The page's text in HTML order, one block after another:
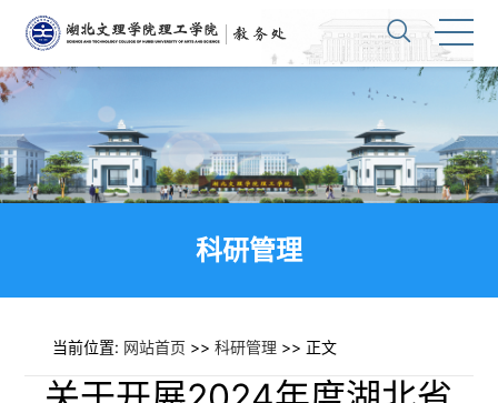
科研管理
当前位置: 网站首页 >>科研管理 >> 正文